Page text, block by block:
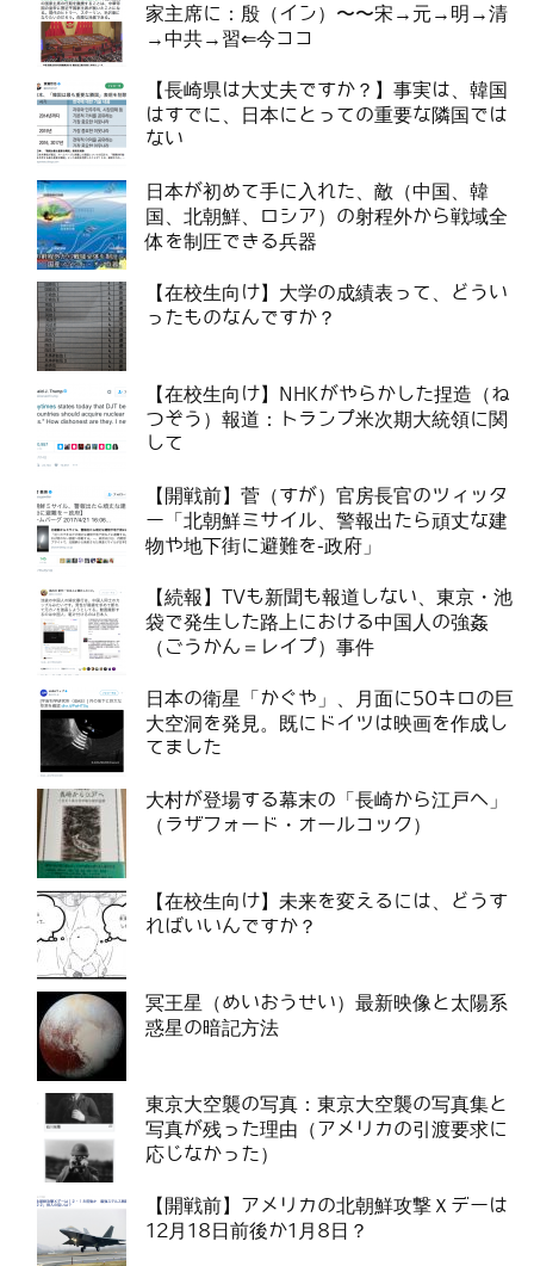
家主席に：殷（イン）〜〜宋→元→明→清
→中共→習⇐今ココ
【長崎県は大丈夫ですか？】事実は、韓国
はすでに、日本にとっての重要な隣国では
ない
日本が初めて手に入れた、敵（中国、韓
国、北朝鮮、ロシア）の射程外から戦域全
体を制圧できる兵器
【在校生向け】大学の成績表って、どうい
ったものなんですか？
【在校生向け】NHKがやらかした捏造（ね
つぞう）報道：トランプ米次期大統領に関
して
【開戦前】菅（すが）官房長官のツィッタ
ー「北朝鮮ミサイル、警報出たら頑丈な建
物や地下街に避難を-政府」
【続報】TVも新聞も報道しない、東京・池
袋で発生した路上における中国人の強姦
（ごうかん＝レイプ）事件
日本の衛星「かぐや」、月面に50キロの巨
大空洞を発見。既にドイツは映画を作成し
てました
大村が登場する幕末の「長崎から江戸へ」
（ラザフォード・オールコック）
【在校生向け】未来を変えるには、どうす
ればいいんですか？
冥王星（めいおうせい）最新映像と太陽系
惑星の暗記方法
東京大空襲の写真：東京大空襲の写真集と
写真が残った理由（アメリカの引渡要求に
応じなかった）
【開戦前】アメリカの北朝鮮攻撃Ｘデーは
12月18日前後か1月8日？